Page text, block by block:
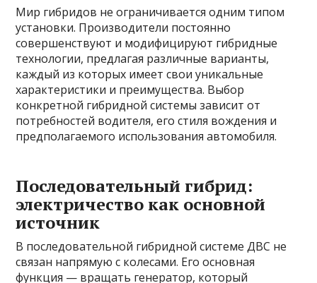
Мир гибридов не ограничивается одним типом
установки. Производители постоянно
совершенствуют и модифицируют гибридные
технологии, предлагая различные варианты,
каждый из которых имеет свои уникальные
характеристики и преимущества. Выбор
конкретной гибридной системы зависит от
потребностей водителя, его стиля вождения и
предполагаемого использования автомобиля.
Последовательный гибрид:
электричество как основной
источник
В последовательной гибридной системе ДВС не
связан напрямую с колесами. Его основная
функция — вращать генератор, который